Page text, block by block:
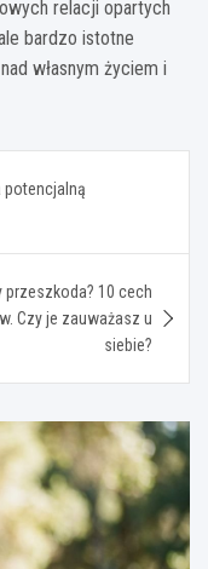
relacji opartych
bardzo istotne
własnym życiem i
10 cech
Czy je zauważasz u
siebie?